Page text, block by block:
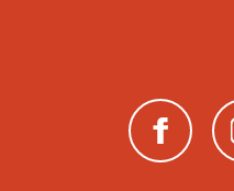
(neues